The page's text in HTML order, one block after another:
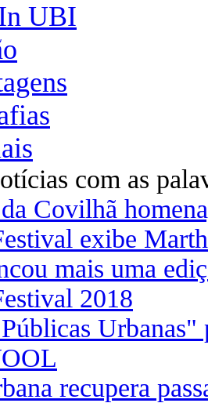
UBI
com as
Covilhã
exibe
mais uma
2018
Urbanas"
recupera